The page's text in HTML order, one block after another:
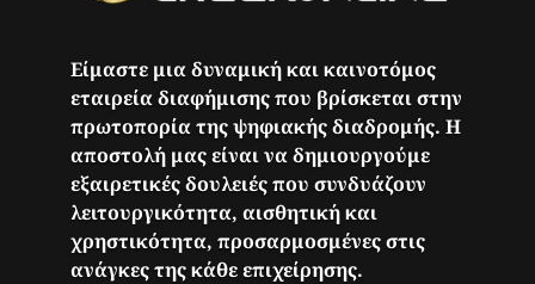
Είμαστε μια δυναμική και καινοτόμος
εταιρεία διαφήμισης που βρίσκεται στην
πρωτοπορία της ψηφιακής διαδρομής. Η
αποστολή μας είναι να δημιουργούμε
εξαιρετικές δουλειές που συνδυάζουν
λειτουργικότητα, αισθητική και
χρηστικότητα, προσαρμοσμένες στις
ανάγκες της κάθε επιχείρησης.